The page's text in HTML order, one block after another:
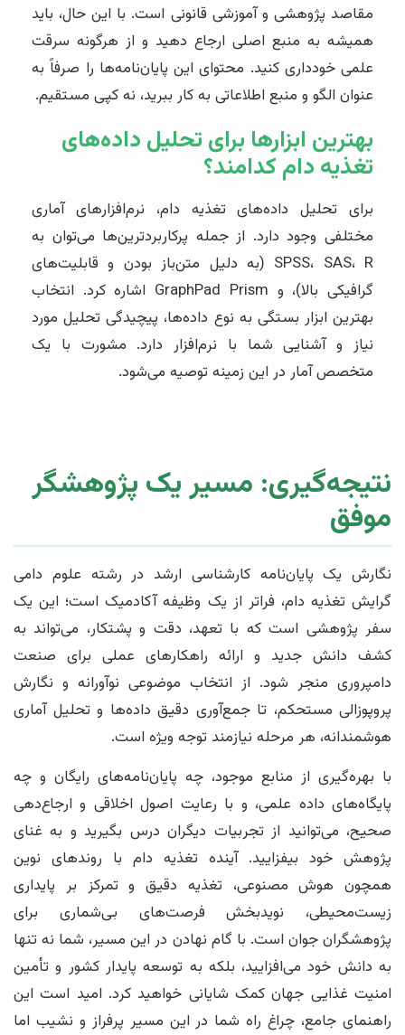
مقاصد پژوهشی و آموزشی قانونی است. با این حال، باید
همیشه به منبع اصلی ارجاع دهید و از هرگونه سرقت
علمی خودداری کنید. محتوای این پایان‌نامه‌ها را صرفاً به
عنوان الگو و منبع اطلاعاتی به کار ببرید، نه کپی مستقیم.
بهترین ابزارها برای تحلیل داده‌های
تغذیه دام کدامند؟
برای تحلیل داده‌های تغذیه دام، نرم‌افزارهای آماری
مختلفی وجود دارد. از جمله پرکاربردترین‌ها می‌توان به
SPSS، SAS، R (به دلیل متن‌باز بودن و قابلیت‌های
گرافیکی بالا)، و GraphPad Prism اشاره کرد. انتخاب
بهترین ابزار بستگی به نوع داده‌ها، پیچیدگی تحلیل مورد
نیاز و آشنایی شما با نرم‌افزار دارد. مشورت با یک
متخصص آمار در این زمینه توصیه می‌شود.
نتیجه‌گیری: مسیر یک پژوهشگر
موفق
نگارش یک پایان‌نامه کارشناسی ارشد در رشته علوم دامی
گرایش تغذیه دام، فراتر از یک وظیفه آکادمیک است؛ این یک
سفر پژوهشی است که با تعهد، دقت و پشتکار، می‌تواند به
کشف دانش جدید و ارائه راهکارهای عملی برای صنعت
دامپروری منجر شود. از انتخاب موضوعی نوآورانه و نگارش
پروپوزالی مستحکم، تا جمع‌آوری دقیق داده‌ها و تحلیل آماری
هوشمندانه، هر مرحله نیازمند توجه ویژه است.
با بهره‌گیری از منابع موجود، چه پایان‌نامه‌های رایگان و چه
پایگاه‌های داده علمی، و با رعایت اصول اخلاقی و ارجاع‌دهی
صحیح، می‌توانید از تجربیات دیگران درس بگیرید و به غنای
پژوهش خود بیفزایید. آینده تغذیه دام با روندهای نوین
همچون هوش مصنوعی، تغذیه دقیق و تمرکز بر پایداری
زیست‌محیطی، نویدبخش فرصت‌های بی‌شماری برای
پژوهشگران جوان است. با گام نهادن در این مسیر، شما نه تنها
به دانش خود می‌افزایید، بلکه به توسعه پایدار کشور و تأمین
امنیت غذایی جهان کمک شایانی خواهید کرد. امید است این
راهنمای جامع، چراغ راه شما در این مسیر پرفراز و نشیب اما